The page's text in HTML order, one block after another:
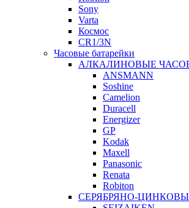
Sony
Varta
Космос
CR1/3N
Часовые батарейки
АЛКАЛИНОВЫЕ
ANSMANN
Soshine
Camelion
Duracell
Energizer
GP
Kodak
Maxell
Panasonic
Renata
Robiton
СЕРЯБРЯНО-